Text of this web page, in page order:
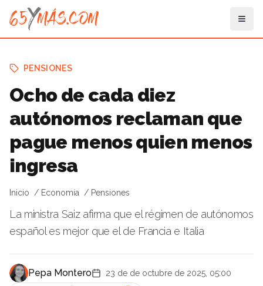
PENSIONES
Ocho de cada diez
autónomos reclaman que
pague menos quien menos
ingresa
Inicio Economía Pensiones
La ministra Saiz afirma que el régimen de autónomos
español es mejor que el de Francia e Italia
Pepa Montero
23 de de octubre de 2025, 05:00